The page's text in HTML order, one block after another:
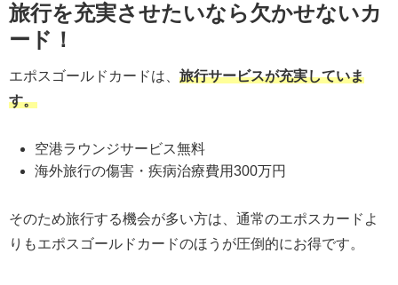
旅行を充実させたいなら欠かせないカ
ード！
エポスゴールドカードは、 旅行サービスが充実していま
す。
空港ラウンジサービス無料
海外旅行の傷害・疾病治療費用300万円
そのため旅行する機会が多い方は、通常のエポスカードよ
りもエポスゴールドカードのほうが圧倒的にお得です。